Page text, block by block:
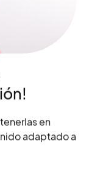
en
adaptado a